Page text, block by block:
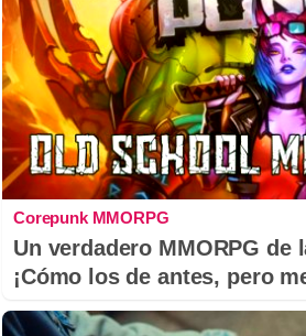
Corepunk MMORPG
Un verdadero MMORPG de
¡Cómo los de antes, pero